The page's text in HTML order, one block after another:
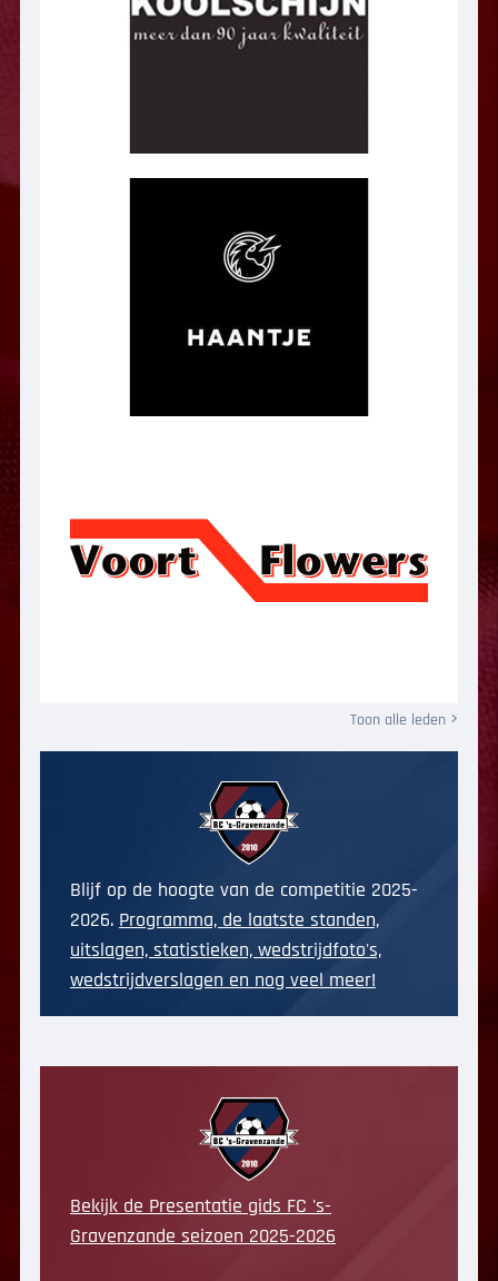
Toon alle leden
Blijf op de hoogte van de competitie 2025-
2026. Programma, de laatste standen,
uitslagen, statistieken, wedstrijdfoto's,
wedstrijdverslagen en nog veel meer!
Bekijk de Presentatie gids FC 's-
Gravenzande seizoen 2025-2026